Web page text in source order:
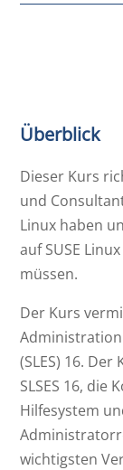
Überblick
Dieser Kurs
und
Linux haben
auf SUSE
müssen.
Der Kurs
Administration
(SLES) 16.
SLSES 16, die
Hilfesystem
wichtigsten